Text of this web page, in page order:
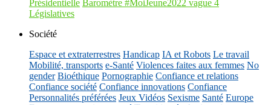
Présidentielle Baromètre #MoiJeune2022 vague 4
Législatives
Société
Espace et extraterrestres Handicap IA et Robots Le travail
Mobilité, transports e-Santé Violences faites aux femmes No
gender Bioéthique Pornographie Confiance et relations
Confiance société Confiance innovations Confiance
Personnalités préférées Jeux Vidéos Sexisme Santé Europe